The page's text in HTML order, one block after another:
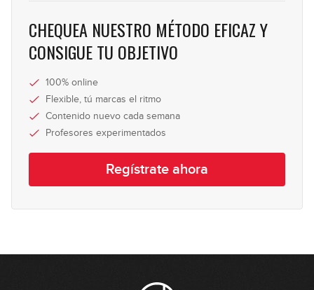
CHEQUEA NUESTRO MÉTODO EFICAZ Y
CONSIGUE TU OBJETIVO
100% online
Flexible, tú marcas el ritmo
Contenido nuevo cada semana
Profesores experimentados
Regístrate ahora